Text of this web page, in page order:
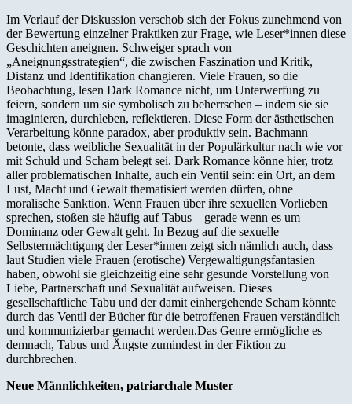
Im Verlauf der Diskussion verschob sich der Fokus zunehmend von
der Bewertung einzelner Praktiken zur Frage, wie Leser*innen diese
Geschichten aneignen. Schweiger sprach von
„Aneignungsstrategien“, die zwischen Faszination und Kritik,
Distanz und Identifikation changieren. Viele Frauen, so die
Beobachtung, lesen Dark Romance nicht, um Unterwerfung zu
feiern, sondern um sie symbolisch zu beherrschen – indem sie sie
imaginieren, durchleben, reflektieren. Diese Form der ästhetischen
Verarbeitung könne paradox, aber produktiv sein. Bachmann
betonte, dass weibliche Sexualität in der Populärkultur nach wie vor
mit Schuld und Scham belegt sei. Dark Romance könne hier, trotz
aller problematischen Inhalte, auch ein Ventil sein: ein Ort, an dem
Lust, Macht und Gewalt thematisiert werden dürfen, ohne
moralische Sanktion. Wenn Frauen über ihre sexuellen Vorlieben
sprechen, stoßen sie häufig auf Tabus – gerade wenn es um
Dominanz oder Gewalt geht. In Bezug auf die sexuelle
Selbstermächtigung der Leser*innen zeigt sich nämlich auch, dass
laut Studien viele Frauen (erotische) Vergewaltigungsfantasien
haben, obwohl sie gleichzeitig eine sehr gesunde Vorstellung von
Liebe, Partnerschaft und Sexualität aufweisen. Dieses
gesellschaftliche Tabu und der damit einhergehende Scham könnte
durch das Ventil der Bücher für die betroffenen Frauen verständlich
und kommunizierbar gemacht werden.Das Genre ermögliche es
demnach, Tabus und Ängste zumindest in der Fiktion zu
durchbrechen.
Neue Männlichkeiten, patriarchale Muster